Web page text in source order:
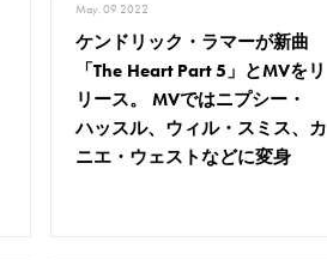
May. 09 2022
ケンドリック・ラマーが新曲
「The Heart Part 5」とMVをリ
リース。 MVではニプシー・
ハッスル、ウィル・スミス、カ
ニエ・ウェストなどに変身